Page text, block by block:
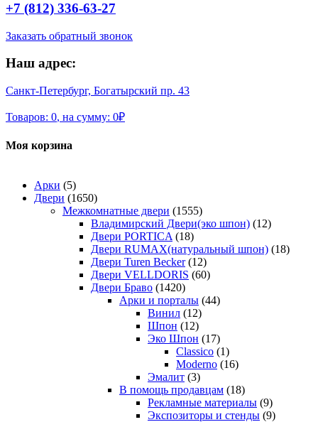
+7 (812) 336-63-27
Заказать обратный звонок
Наш адрес:
Санкт-Петербург, Богатырский пр. 43
Товаров: 0, на сумму: 0₽
Моя корзина
Арки (5)
Двери (1650)
Межкомнатные двери (1555)
Владимирский Двери(эко шпон) (12)
Двери PORTICA (18)
Двери RUMAX(натуральный шпон) (18)
Двери Turen Becker (12)
Двери VELLDORIS (60)
Двери Браво (1420)
Арки и порталы (44)
Винил (12)
Шпон (12)
Эко Шпон (17)
Classico (1)
Moderno (16)
Эмалит (3)
В помощь продавцам (18)
Рекламные материалы (9)
Экспозиторы и стенды (9)